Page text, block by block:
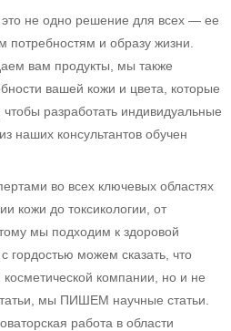
не одно решение для всех — ее
потребностям и образу жизни.
вам продукты, мы также
вашей кожи и цвета, которые
разработать индивидуальные
наших консультантов обучен
во всех ключевых областях
кожи до токсикологии, от
мы подходим к здоровой
гордостью можем сказать, что
компании, но и не
мы ПИШЕМ научные статьи.
работа в области